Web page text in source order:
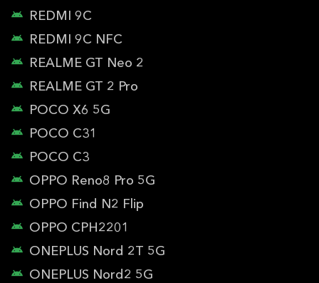
REDMI 9C
REDMI 9C NFC
REALME GT Neo 2
REALME GT 2 Pro
POCO X6 5G
POCO C31
POCO C3
OPPO Reno8 Pro 5G
OPPO Find N2 Flip
OPPO CPH2201
ONEPLUS Nord 2T 5G
ONEPLUS Nord2 5G